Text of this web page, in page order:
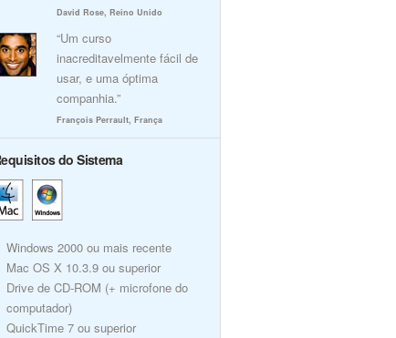
David Rose, Reino Unido
“Um curso
inacreditavelmente fácil de
usar, e uma óptima
companhia.”
François Perrault, França
do Sistema
Windows 2000 ou mais recente
Mac OS X 10.3.9 ou superior
Drive de CD-ROM (+ microfone do
computador)
QuickTime 7 ou superior